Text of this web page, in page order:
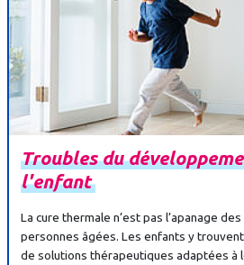
Troublesdu
l'enfant
La cure thermale n’est pas l’apanage
personnes âgées. Les enfants y
de solutions thérapeutiques adaptées à